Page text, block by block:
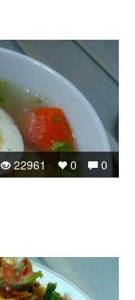
0
0
22961